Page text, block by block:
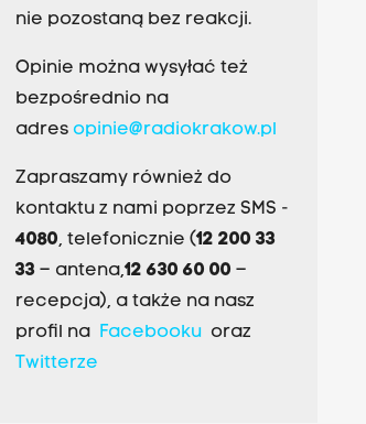
nie pozostaną bez reakcji.
Opinie można wysyłać też
bezpośrednio na
adres opinie@radiokrakow.pl
Zapraszamy również do
kontaktu z nami poprzez SMS -
4080, telefonicznie (12 200 33
33– antena,12 630 60 00 –
recepcja), a także na nasz
profil na Facebookuoraz
Twitterze